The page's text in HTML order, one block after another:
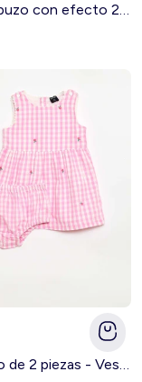
Vestido buzo con efecto 2 en 1 en el bajo BEIGE
Conjunto de 2 piezas - Vestido vichy sin mangas de popelina de algodón + braguita ROSA